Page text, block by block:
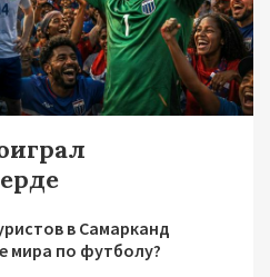
в Самарканд
мира по футболу?